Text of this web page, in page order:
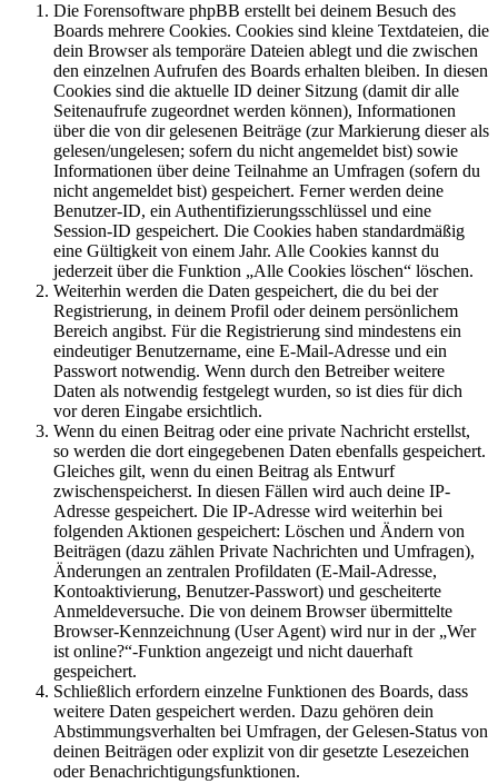
Die Forensoftware phpBB erstellt bei deinem Besuch des
Boards mehrere Cookies. Cookies sind kleine Textdateien, die
dein Browser als temporäre Dateien ablegt und die zwischen
den einzelnen Aufrufen des Boards erhalten bleiben. In diesen
Cookies sind die aktuelle ID deiner Sitzung (damit dir alle
Seitenaufrufe zugeordnet werden können), Informationen
über die von dir gelesenen Beiträge (zur Markierung dieser als
gelesen/ungelesen; sofern du nicht angemeldet bist) sowie
Informationen über deine Teilnahme an Umfragen (sofern du
nicht angemeldet bist) gespeichert. Ferner werden deine
Benutzer-ID, ein Authentifizierungsschlüssel und eine
Session-ID gespeichert. Die Cookies haben standardmäßig
eine Gültigkeit von einem Jahr. Alle Cookies kannst du
jederzeit über die Funktion „Alle Cookies löschen“ löschen.
Weiterhin werden die Daten gespeichert, die du bei der
Registrierung, in deinem Profil oder deinem persönlichem
Bereich angibst. Für die Registrierung sind mindestens ein
eindeutiger Benutzername, eine E-Mail-Adresse und ein
Passwort notwendig. Wenn durch den Betreiber weitere
Daten als notwendig festgelegt wurden, so ist dies für dich
vor deren Eingabe ersichtlich.
Wenn du einen Beitrag oder eine private Nachricht erstellst,
so werden die dort eingegebenen Daten ebenfalls gespeichert.
Gleiches gilt, wenn du einen Beitrag als Entwurf
zwischenspeicherst. In diesen Fällen wird auch deine IP-
Adresse gespeichert. Die IP-Adresse wird weiterhin bei
folgenden Aktionen gespeichert: Löschen und Ändern von
Beiträgen (dazu zählen Private Nachrichten und Umfragen),
Änderungen an zentralen Profildaten (E-Mail-Adresse,
Kontoaktivierung, Benutzer-Passwort) und gescheiterte
Anmeldeversuche. Die von deinem Browser übermittelte
Browser-Kennzeichnung (User Agent) wird nur in der „Wer
ist online?“-Funktion angezeigt und nicht dauerhaft
gespeichert.
Schließlich erfordern einzelne Funktionen des Boards, dass
weitere Daten gespeichert werden. Dazu gehören dein
Abstimmungsverhalten bei Umfragen, der Gelesen-Status von
deinen Beiträgen oder explizit von dir gesetzte Lesezeichen
oder Benachrichtigungsfunktionen.